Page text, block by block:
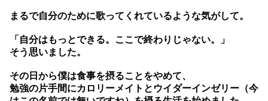
まるで自分のために歌ってくれているような気がして。
「自分はもっとできる。ここで終わりじゃない。」
そう思いました。
その日から僕は食事を摂ることをやめて、
勉強の片手間にカロリーメイトとウイダーインゼリー（今